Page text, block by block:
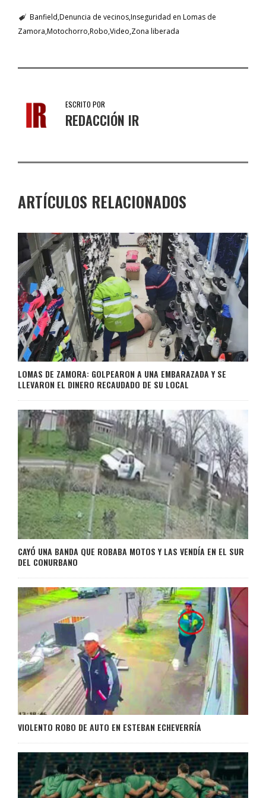
Banfield Denuncia de vecinosInseguridad en Lomas de
Zamora Motochorro Robo Video Zona liberada
ESCRITO POR
REDACCIÓN IR
ARTÍCULOS RELACIONADOS
LOMAS DE ZAMORA: GOLPEARON A UNA EMBARAZADA Y SE
LLEVARON EL DINERO RECAUDADO DE SU LOCAL
CAYÓ UNA BANDA QUE ROBABA MOTOS Y LAS VENDÍA EN EL SUR
DEL CONURBANO
VIOLENTO ROBO DE AUTO EN ESTEBAN ECHEVERRÍA